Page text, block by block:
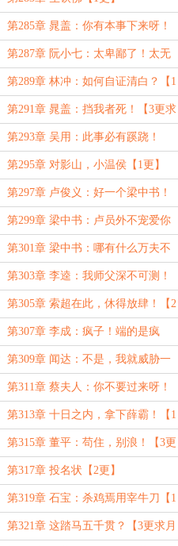
第285章 晁盖：你有本事下来呀！
【3更求月票】
第287章 阮小七：太卑鄙了！太无
耻了！【2更】
第289章 林冲：如何自证清白？【1
更】
第291章 晁盖：挡我者死！【3更求
月票】
第293章 吴用：此事必有蹊跷！
【为辉夜盟主加更2】
第295章 对影山，小温侯【1更】
第297章 卢俊义：好一个梁中书！
【3更求月票】
第299章 梁中书：卢员外不宠爱你
么？【2更】
第301章 梁中书：哪有什么万夫不
当之勇？【1更】
第303章 李逵：我师父深不可测！
【3更求月票】
第305章 索超在此，休得放肆！【2
更】
第307章 李成：疯子！端的是疯
子！【1更】
第309章 闻达：不是，我就威胁一
下【3更求月票】
第311章 蔡夫人：你不要过来呀！
【2更】
第313章 十日之内，拿下薛霸！【1
更】
第315章 董平：苟住，别浪！【3更
求月票】
第317章 投名状【2更】
第319章 石宝：杀鸡焉用宰牛刀【1
更】
第321章 这踏马五千贯？【3更求月